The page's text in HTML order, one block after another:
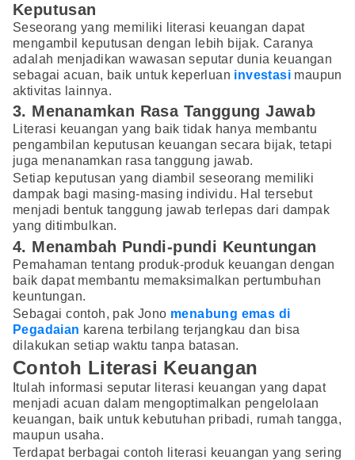
Keputusan
Seseorang yang memiliki literasi keuangan dapat
mengambil keputusan dengan lebih bijak. Caranya
adalah menjadikan wawasan seputar dunia keuangan
sebagai acuan, baik untuk keperluan investasi maupun
aktivitas lainnya.
3. Menanamkan Rasa Tanggung Jawab
Literasi keuangan yang baik tidak hanya membantu
pengambilan keputusan keuangan secara bijak, tetapi
juga menanamkan rasa tanggung jawab.
Setiap keputusan yang diambil seseorang memiliki
dampak bagi masing-masing individu. Hal tersebut
menjadi bentuk tanggung jawab terlepas dari dampak
yang ditimbulkan.
4. Menambah Pundi-pundi Keuntungan
Pemahaman tentang produk-produk keuangan dengan
baik dapat membantu memaksimalkan pertumbuhan
keuntungan.
Sebagai contoh, pak Jono menabung emas di
Pegadaian karena terbilang terjangkau dan bisa
dilakukan setiap waktu tanpa batasan.
Contoh Literasi Keuangan
Itulah informasi seputar literasi keuangan yang dapat
menjadi acuan dalam mengoptimalkan pengelolaan
keuangan, baik untuk kebutuhan pribadi, rumah tangga,
maupun usaha.
Terdapat berbagai contoh literasi keuangan yang sering